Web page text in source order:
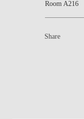
Room A216
Share